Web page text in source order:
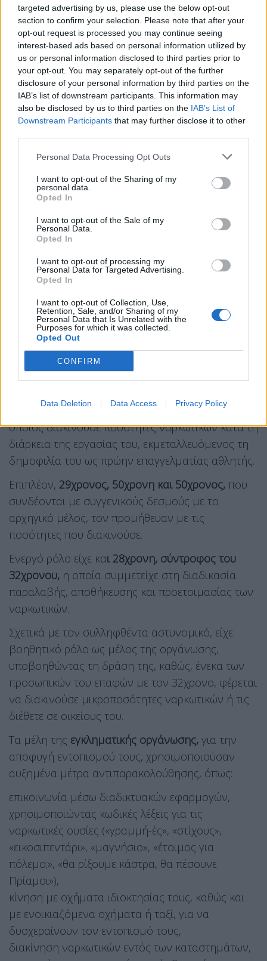
targeted advertising by us, please use the below opt-out
section to confirm your selection. Please note that after your
opt-out request is processed you may continue seeing
interest-based ads based on personal information utilized by
us or personal information disclosed to third parties prior to
your opt-out. You may separately opt-out of the further
disclosure of your personal information by third parties on the
IAB’s list of downstream participants. This information may
also be disclosed by us to third parties on the IAB’s List of
Downstream Participants that may further disclose it to other
Personal Data Processing Opt Outs
I want to opt-out of the Sharing of my
personal data.
Opted In
I want to opt-out of the Sale of my
Personal Data.
Opted In
I want to opt-out of processing my
Personal Data for Targeted Advertising.
Opted In
I want to opt-out of Collection, Use,
Retention, Sale, and/or Sharing of my
Personal Data that Is Unrelated with the
Purposes for which it was collected.
Opted Out
CONFIRM
Data Deletion Data Access Privacy Policy
Σωμάτων Ασφαλείαςεξαρθρώθηκε εγκληματική
οργάνωση, τα μέλη της οποίας
δραστηριοποιούνταν στη διακίνηση ναρκωτικών
ουσιών, σε περιοχές της Αθήνας.
Για την αποδόμηση της εγκληματικής οργάνωσης
πραγματοποιήθηκε πρωινές ώρες της Τετάρτης, 10
Ιουνίου 2026, σε περιοχές της Αττικής,
συντονισμένη αστυνομική επιχείρηση κατά την
των οποίων 28χρονος αστυνομικός,
ενώ για την
υπόθεση κατηγορούνται ακόμη -24- άτομα,
μεταξύ των οποίων και ένας Ειδικός Φρουρός.
Ειδικότερα, στο πλαίσιο διερεύνησης
καταγγελίας
έπειτα από εμπεριστατωμένη έρευνα, με χρήση
μέσων, διακριβώθηκε η ύπαρξη εγκληματικής
οργάνωσης, τα μέλη της οποίας, έχοντας
συγκεκριμένη υποδομή και διαρκή δράση,
τουλάχιστον από τον Ιανουάριο του 2026,
δραστηριοποιούνταν στη διακίνηση ναρκωτικών
ουσιών (κυρίως κοκαΐνης), με σκοπό την
αποκόμιση παράνομου οικονομικού οφέλους.
κέντρα νυχτερινής διασκέδασης της Αττικής, ο
οποίος διακινούσε ποσότητες ναρκωτικών κατά τη
διάρκεια της εργασίας του, εκμεταλλευόμενος τη
δημοφιλία του ως πρώην επαγγελματίας αθλητής.
Επιπλέον, 29χρονος, 50χρονη και 50χρονος, που
συνδέονται με συγγενικούς δεσμούς με το
αρχηγικό μέλος, τον προμήθευαν με τις
ποσότητες που διακινούσε.
Ενεργό ρόλο είχε και 28χρονη, σύντροφος του
32χρονου, η οποία συμμετείχε στη διαδικασία
παραλαβής, αποθήκευσης και προετοιμασίας των
ναρκωτικών.
Σχετικά με τον συλληφθέντα αστυνομικό, είχε
βοηθητικό ρόλο ως μέλος της οργάνωσης,
υποβοηθώντας τη δράση της, καθώς, ένεκα των
προσωπικών του επαφών με τον 32χρονο, φέρεται
να διακινούσε μικροποσότητες ναρκωτικών ή τις
διέθετε σε οικείους του.
Τα μέλη της εγκληματικής οργάνωσης, για την
αποφυγή εντοπισμού τους, χρησιμοποιούσαν
αυξημένα μέτρα αντιπαρακολούθησης, όπως:
επικοινωνία μέσω διαδικτυακών εφαρμογών,
χρησιμοποιώντας κωδικές λέξεις για τις
ναρκωτικές ουσίες («γραμμή-ές», «στίχους»,
«εικοσιπεντάρι», «μαγνήσιο», «έτοιμος για
πόλεμο;», «θα ρίξουμε κάστρα, θα πέσουνε
Πρίαμοι»),
κίνηση με οχήματα ιδιοκτησίας τους, καθώς και
με ενοικιαζόμενα οχήματα ή ταξί, για να
δυσχεραίνουν τον εντοπισμό τους,
διακίνηση ναρκωτικών εντός των καταστημάτων,